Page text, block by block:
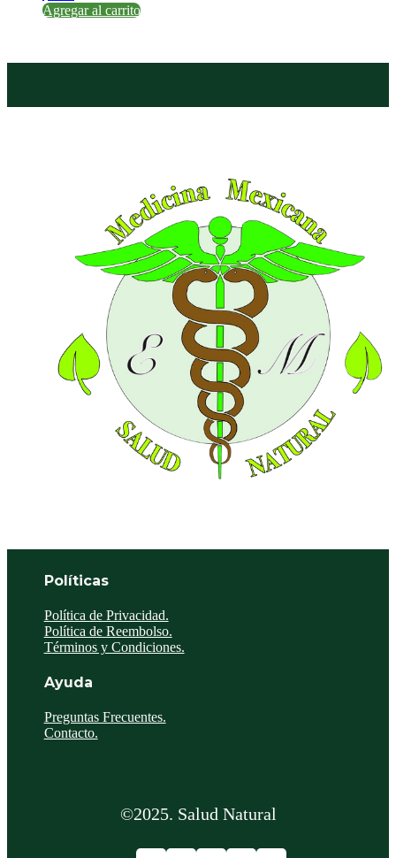
Agregar al carrito
Políticas
Política de Privacidad.
Política de Reembolso.
Términos y Condiciones.
Ayuda
Preguntas Frecuentes.
Contacto.
©2025. Salud Natural